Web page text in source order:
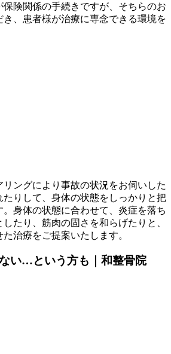
険関係の手続きですが、そちらのお
、患者様が治療に専念できる環境を
ングにより事故の状況をお伺いした
たりして、身体の状態をしっかりと把
身体の状態に合わせて、炎症を落ち
たり、筋肉の固さを和らげたりと、
治療をご提案いたします。
い…という方も｜和整骨院